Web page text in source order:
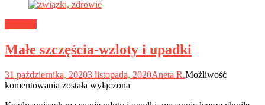
Małe szczęścia-wzloty i upadki
31 października, 20203 listopada, 2020Aneta R.Możliwość
komentowania Małe
została wyłączona